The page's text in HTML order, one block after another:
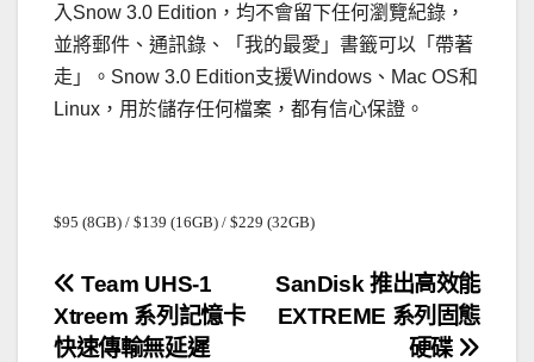
入Snow 3.0 Edition，均不會留下任何瀏覽紀錄，
並將郵件、通訊錄、「我的最愛」書籤可以「帶著
走」。Snow 3.0 Edition支援Windows、Mac OS和
Linux，用於儲存任何檔案，都有信心保證。
$95 (8GB) / $139 (16GB) / $229 (32GB)
文
章
SanDisk 推出高效能
EXTREME 系列固態
硬碟
Team UHS-1
Xtreem 系列記憶卡
快速傳輸無延遲